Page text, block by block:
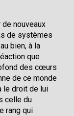
nouveaux
de systèmes
bien, à la
que
des cœurs
de ce monde
le droit de lui
celle du
rang qui